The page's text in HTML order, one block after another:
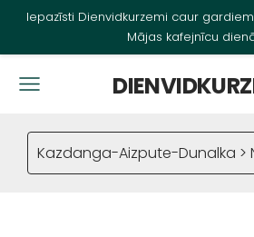
Iepazīsti Dienvidkurzemi caur
Mājas kafejnīcu
Kazdanga-Aizpute-Dunalka >